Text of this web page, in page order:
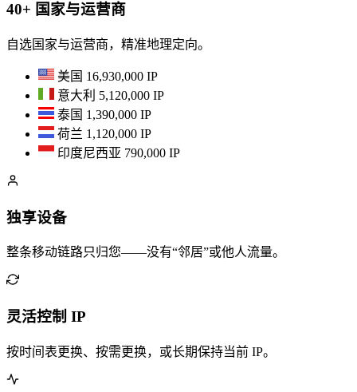
40+ 国家与运营商
自选国家与运营商，精准地理定向。
美国 16,930,000 IP
意大利 5,120,000 IP
泰国 1,390,000 IP
荷兰 1,120,000 IP
印度尼西亚 790,000 IP
独享设备
整条移动链路只归您——没有“邻居”或他人流量。
灵活控制 IP
按时间表更换、按需更换，或长期保持当前 IP。